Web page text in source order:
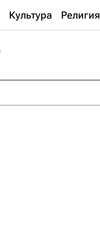
Культура Религия